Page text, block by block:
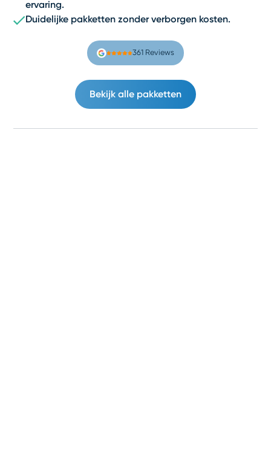
ervaring.
Duidelijke pakketten zonder verborgen kosten.
361 Reviews
Bekijk alle pakketten